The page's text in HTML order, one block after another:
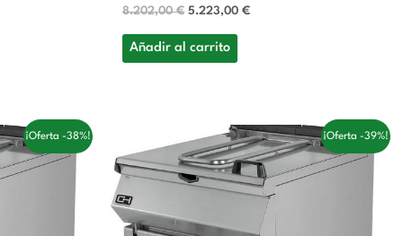
8.202,00€ 5.223,00€
Añadir al carrito
¡Oferta -38%! ¡Oferta -39%!
precio
original
era:
6.206,00 €.
El
precio
actual
es:
3.816,00 €.